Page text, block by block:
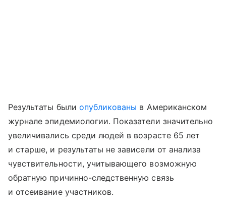
Результаты были опубликованы в Американском
журнале эпидемиологии. Показатели значительно
увеличивались среди людей в возрасте 65 лет
и старше, и результаты не зависели от анализа
чувствительности, учитывающего возможную
обратную причинно-следственную связь
и отсеивание участников.